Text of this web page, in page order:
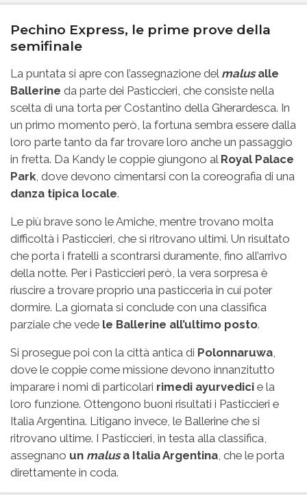
Pechino Express, le prime prove della
semifinale
La puntata si apre con l’assegnazione del malusalle
Ballerine da parte dei Pasticcieri, che consiste nella
scelta di una torta per Costantino della Gherardesca. In
un primo momento però, la fortuna sembra essere dalla
loro parte tanto da far trovare loro anche un passaggio
in fretta. Da Kandy le coppie giungono al Royal Palace
Park , dove devono cimentarsi con la coreografia di una
danza tipica locale.
Le più brave sono le Amiche, mentre trovano molta
difficoltà i Pasticcieri, che si ritrovano ultimi. Un risultato
che porta i fratelli a scontrarsi duramente, fino all’arrivo
della notte. Per i Pasticcieri però, la vera sorpresa è
riuscire a trovare proprio una pasticceria in cui poter
dormire. La giornata si conclude con una classifica
parziale che vede le Ballerine all’ultimo posto.
Si prosegue poi con la città antica di Polonnaruwa
dove le coppie come missione devono innanzitutto
imparare i nomi di particolari rimedi ayurvedici e la
loro funzione. Ottengono buoni risultati i Pasticcieri e
Italia Argentina. Litigano invece, le Ballerine che si
ritrovano ultime. I Pasticcieri, in testa alla classifica,
assegnano un malusa Italia Argentina , che le porta
direttamente in coda.